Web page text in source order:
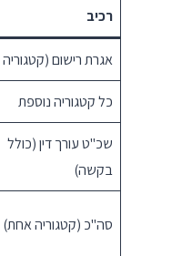
רכיב
אגרת רישום
כל קטגוריה נוספת
שכ"ט עורך דין (כולל
בקשה)
סה"כ (קטגוריה אחת)